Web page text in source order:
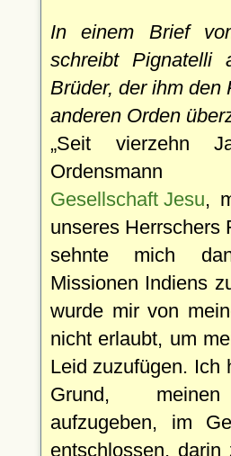
In einem Brief
schreibt Pignatelli
Brüder, der ihm den
anderen Orden
Seit vierzehn
Gesellschaft Jesu,
unseres Herrschers
sehnte mich
Missionen Indiens
wurde mir von
nicht erlaubt, um
Leid zuzufügen. Ich
Grund, meinen
aufzugeben, im
entschlossen,